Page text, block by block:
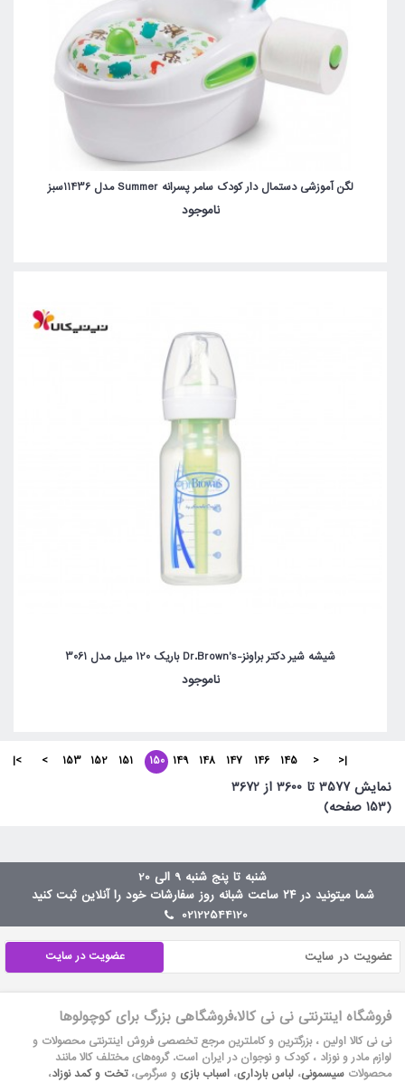
لگن آموزشی دستمال دار کودک سامر پسرانه Summer مدل 11436سبز
ناموجود
شیشه شیر دکتر براونز-Dr.Brown's باریک 120 میل مدل 3061
ناموجود
|<
<
145
146
147
148
149
150
151
152
153
>
>|
نمايش 3577 تا 3600 از 3672
(153 صفحه)
شنبه تا پنج شنبه 9 الی 20
شما میتونید در ۲۴ ساعت شبانه روز سفارشات خود را آنلاین ثبت کنید
02122544120
عضویت در سایت
فروشگاه اینترنتی نی نی کالا،فروشگاهی بزرگ برای کوچولوها
نی نی کالا اولین ، بزرگترین و کاملترین مرجع تخصصی فروش اینترنتی محصولات و
لوازم مادر و نوزاد ، کودک و نوجوان در ایران است. گروه‏‏‌های مختلف کالا مانند
محصولات سیسمونی، لباس بارداری، اسباب بازی و سرگرمی،تخت و کمد نوزاد،